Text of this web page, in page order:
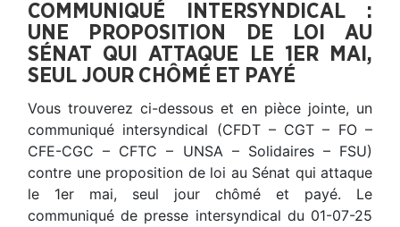
COMMUNIQUÉ INTERSYNDICAL :
UNE PROPOSITION DE LOI AU
SÉNAT QUI ATTAQUE LE 1ER MAI,
SEUL JOUR CHÔMÉ ET PAYÉ
Vous trouverez ci-dessous et en pièce jointe, un
communiqué intersyndical (CFDT – CGT – FO –
CFE-CGC – CFTC – UNSA – Solidaires – FSU)
contre une proposition de loi au Sénat qui attaque
le 1er mai, seul jour chômé et payé. Le
communiqué de presse intersyndical du 01-07-25